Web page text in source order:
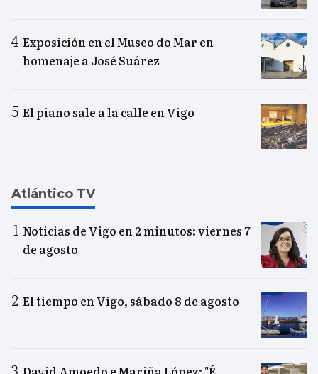
Exposición en el Museo do Mar en
homenaje a José Suárez
El piano sale a la calle en Vigo
Atlántico TV
Noticias de Vigo en 2 minutos: viernes 7
de agosto
El tiempo en Vigo, sábado 8 de agosto